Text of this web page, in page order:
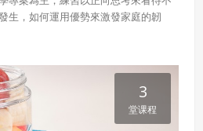
生，如何運用優勢來激發家庭的韌
庭所發生的事件，探求家庭韌性的展
家庭韌性如何激發及展現。
3
堂课程